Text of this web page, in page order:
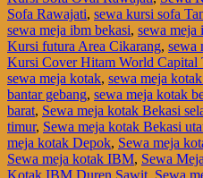
Sofa Rawajati, sewa kursi sofa
sewa meja ibm bekasi, sewa meja
Kursi futura Area Cikarang, sewa
Kursi Cover Hitam World Capital
sewa meja kotak, sewa meja
bantar gebang, sewa meja kotak
barat, Sewa meja kotak Bekasi
timur, Sewa meja kotak Bekasi
meja kotak Depok, Sewa meja
Sewa meja kotak IBM, Sewa